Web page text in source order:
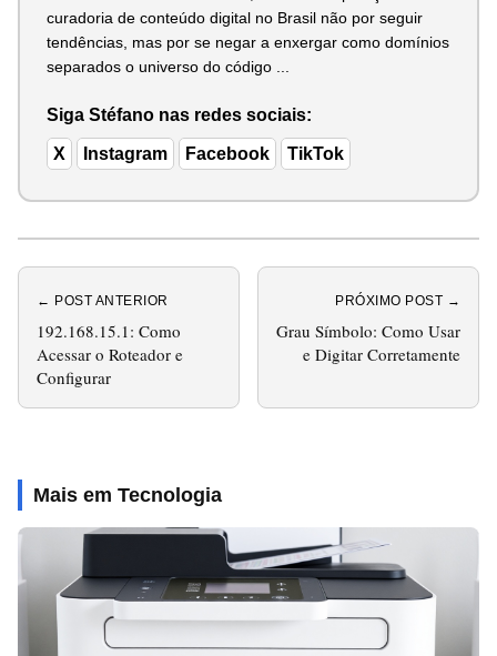
curadoria de conteúdo digital no Brasil não por seguir
tendências, mas por se negar a enxergar como domínios
separados o universo do código ...
Siga Stéfano nas redes sociais:
X Instagram Facebook TikTok
← POST ANTERIOR
192.168.15.1: Como
Acessar o Roteador e
Configurar
PRÓXIMO POST →
Grau Símbolo: Como Usar
e Digitar Corretamente
Mais em Tecnologia